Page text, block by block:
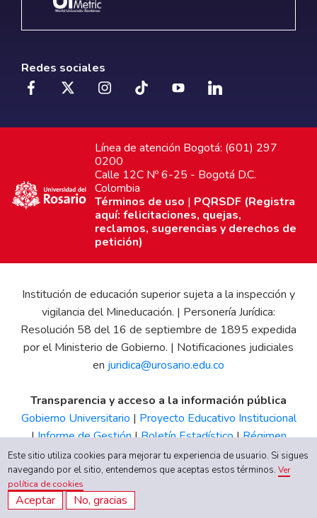
Redes sociales
Línea de atención Bogotá: (601) 297
0200
Calle 12C Nº 6-25 - Bogotá D.C.
Colombia
Términos de uso | PQRSDF (Registra
aquí: felicitaciones, quejas,
reclamos, sugerencias y derechos de
petición)
Institución de educación superior sujeta a la inspección y
vigilancia del Mineducación. | Personería Jurídica:
Resolución 58 del 16 de septiembre de 1895 expedida
por el Ministerio de Gobierno. | Notificaciones judiciales
en juridica@urosario.edu.co
Transparencia y acceso a la información pública
Gobierno Universitario | Proyecto Educativo Institucional
|Informe de Gestión|Boletín Estadístico|Régimen
Tributario|Estados Financieros |Código de Ética| Canal
de Integridad UR
Este sitio utiliza cookies para mejorar tu experiencia de usuario. Si sigues
navegando por el sitio, entendemos que aceptas estos términos.Ver
política de cookies
Aceptar No, gracias